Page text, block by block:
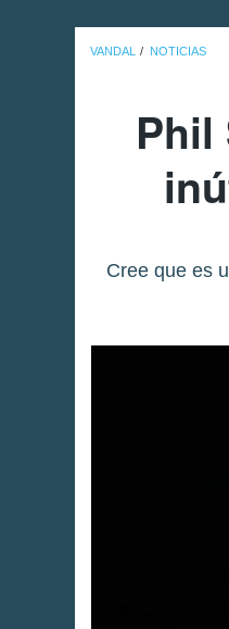
VANDAL NOTICIAS
Phil
Cree que es